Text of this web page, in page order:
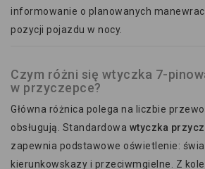
informowanie o planowanych
pozycji pojazdu w nocy.
Czym różni się wtyczka 7-
w przyczepce?
Główna różnica polega na liczbie
obsługują. Standardowa wtyczka
zapewnia podstawowe oświetlenie:
kierunkowskazy i przeciwmgielne. Z